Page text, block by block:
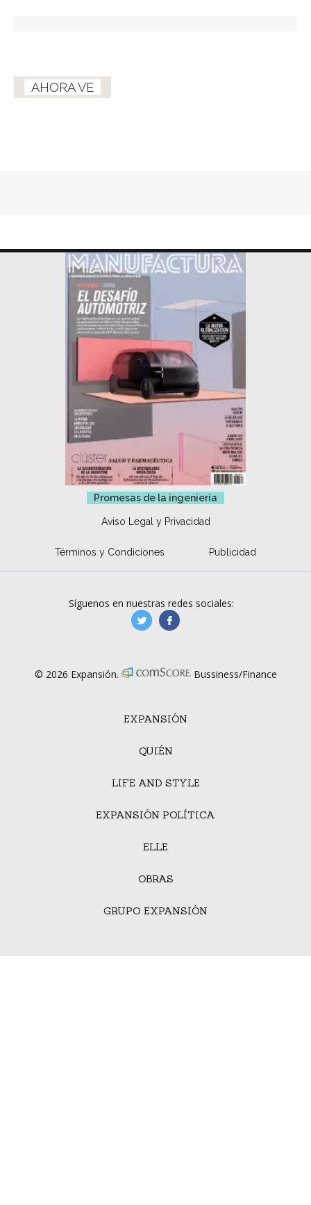
AHORA VE
Promesas de la ingeniería
Aviso Legal y Privacidad
Términos y Condiciones Publicidad
EXPANSIÓN
QUIÉN
LIFE AND STYLE
EXPANSIÓN POLÍTICA
ELLE
OBRAS
GRUPO EXPANSIÓN
Síguenos en nuestras redes sociales:
manufacturaGE
© 2026 Expansión. Bussiness/Finance